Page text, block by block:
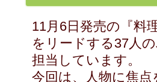
お仕事依頼・お問い合わせ
11月6日発売の『料
をリードする37人
担当しています。
今回は、人物に焦